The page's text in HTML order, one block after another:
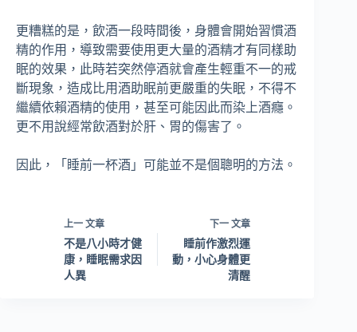
更糟糕的是，飲酒一段時間後，身體會開始習慣酒
精的作用，導致需要使用更大量的酒精才有同樣助
眠的效果，此時若突然停酒就會產生輕重不一的戒
斷現象，造成比用酒助眠前更嚴重的失眠，不得不
繼續依賴酒精的使用，甚至可能因此而染上酒癮。
更不用說經常飲酒對於肝、胃的傷害了。
因此，「睡前一杯酒」可能並不是個聰明的方法。
上一 文章
不是八小時才健
康，睡眠需求因
人異
下一文章
睡前作激烈運
動，小心身體更
清醒